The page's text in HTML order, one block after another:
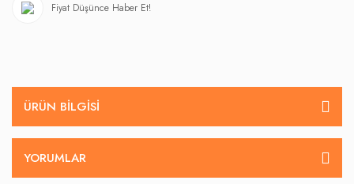
Fiyat Düşünce Haber Et!
ÜRÜN BILGISI
YORUMLAR